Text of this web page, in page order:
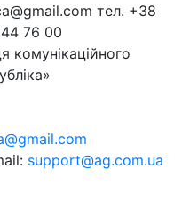
тел. +38
76 00
комунікаційного
support@ag.com.ua